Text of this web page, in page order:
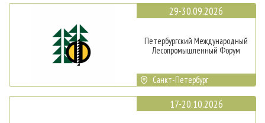
29-30.09.2026
Петербургский Международный
Лесопромышленный Форум
Санкт-Петербург
17-20.10.2026